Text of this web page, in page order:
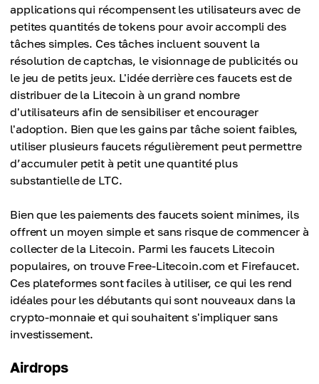
applications qui récompensent les utilisateurs avec de
petites quantités de tokens pour avoir accompli des
tâches simples. Ces tâches incluent souvent la
résolution de captchas, le visionnage de publicités ou
le jeu de petits jeux. L'idée derrière ces faucets est de
distribuer de la Litecoin à un grand nombre
d'utilisateurs afin de sensibiliser et encourager
l'adoption. Bien que les gains par tâche soient faibles,
utiliser plusieurs faucets régulièrement peut permettre
d’accumuler petit à petit une quantité plus
substantielle de LTC.
Bien que les paiements des faucets soient minimes, ils
offrent un moyen simple et sans risque de commencer à
collecter de la Litecoin. Parmi les faucets Litecoin
populaires, on trouve Free-Litecoin.com et Firefaucet.
Ces plateformes sont faciles à utiliser, ce qui les rend
idéales pour les débutants qui sont nouveaux dans la
crypto-monnaie et qui souhaitent s'impliquer sans
investissement.
Airdrops